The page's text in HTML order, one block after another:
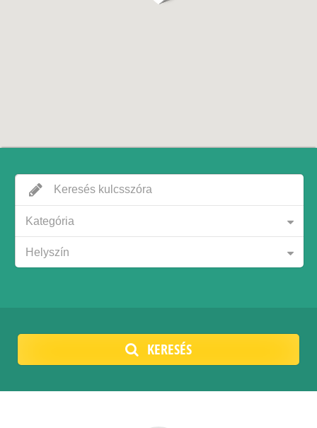
Kategória
Helyszín
KERESÉS